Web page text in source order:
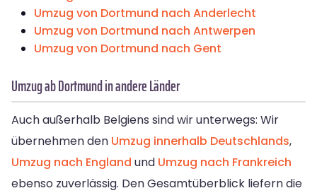
Umzug von Dortmund nach Anderlecht
Umzug von Dortmund nach Antwerpen
Umzug von Dortmund nach Gent
Umzug ab Dortmund in andere Länder
Auch außerhalb Belgiens sind wir unterwegs: Wir
übernehmen den Umzug innerhalb Deutschlands,
Umzug nach England und Umzug nach Frankreich
ebenso zuverlässig. Den Gesamtüberblick liefern die